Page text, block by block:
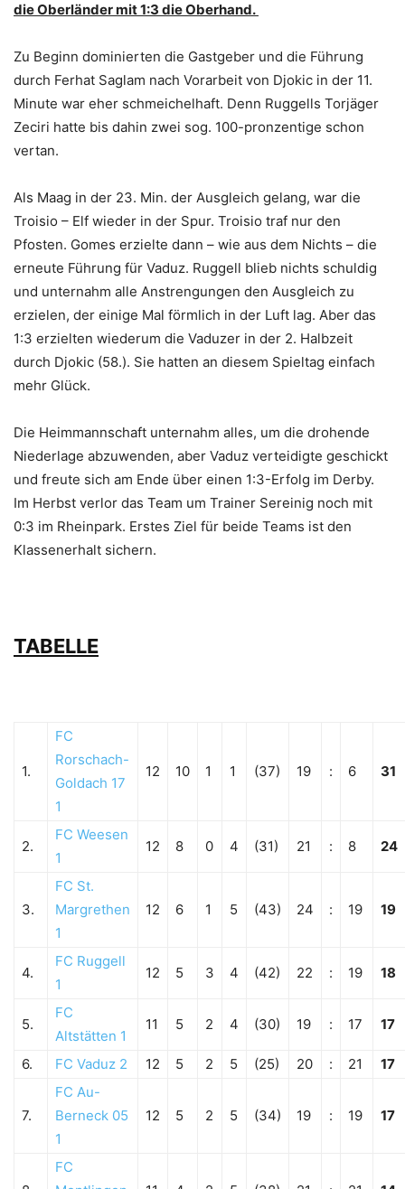
die Oberländer mit 1:3 die Oberhand.
Zu Beginn dominierten die Gastgeber und die Führung
durch Ferhat Saglam nach Vorarbeit von Djokic in der 11.
Minute war eher schmeichelhaft. Denn Ruggells Torjäger
Zeciri hatte bis dahin zwei sog. 100-pronzentige schon
vertan.
Als Maag in der 23. Min. der Ausgleich gelang, war die
Troisio – Elf wieder in der Spur. Troisio traf nur den
Pfosten. Gomes erzielte dann – wie aus dem Nichts – die
erneute Führung für Vaduz. Ruggell blieb nichts schuldig
und unternahm alle Anstrengungen den Ausgleich zu
erzielen, der einige Mal förmlich in der Luft lag. Aber das
1:3 erzielten wiederum die Vaduzer in der 2. Halbzeit
durch Djokic (58.). Sie hatten an diesem Spieltag einfach
mehr Glück.
Die Heimmannschaft unternahm alles, um die drohende
Niederlage abzuwenden, aber Vaduz verteidigte geschickt
und freute sich am Ende über einen 1:3-Erfolg im Derby.
Im Herbst verlor das Team um Trainer Sereinig noch mit
0:3 im Rheinpark. Erstes Ziel für beide Teams ist den
Klassenerhalt sichern.
TABELLE
1.
FC
Rorschach-
Goldach 17
1
12 10 1 1 (37) 19 : 6 31
2.
FC Weesen
1
12 8 0 4 (31) 21 : 8 24
3.
FC St.
Margrethen
1
12 6 1 5 (43) 24 : 19 19
4.
FC Ruggell
1
12 5 3 4 (42) 22 : 19 18
5.
FC
Altstätten 1
11 5 2 4 (30) 19 : 17 17
6. FC Vaduz 2 12 5 2 5 (25) 20 : 21 17
7.
FC Au-
Berneck 05
1
12 5 2 5 (34) 19 : 19 17
FC